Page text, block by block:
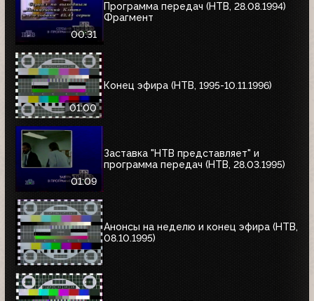
00:31
Программа передач (НТВ, 28.08.1994)
Фрагмент
01:00
Конец эфира (НТВ, 1995-10.11.1996)
01:09
Заставка "НТВ представляет" и
программа передач (НТВ, 28.03.1995)
Анонсы на неделю и конец эфира (НТВ,
08.10.1995)